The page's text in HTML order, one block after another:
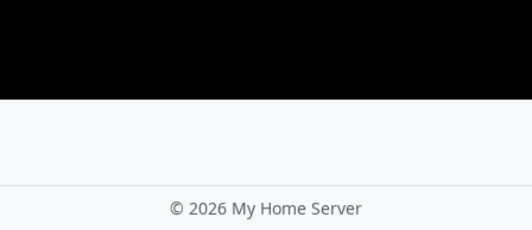
© 2026 My Home Server